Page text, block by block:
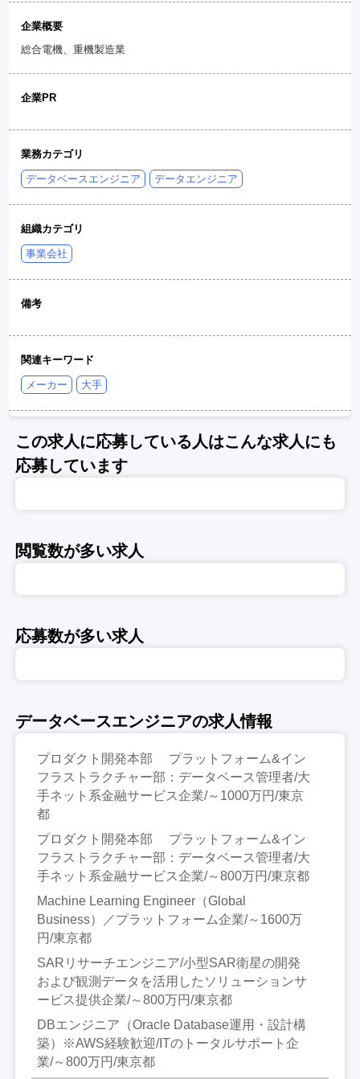
企業概要
総合電機、重機製造業
企業PR
業務カテゴリ
データベースエンジニア データエンジニア
組織カテゴリ
事業会社
備考
関連キーワード
メーカー 大手
この求人に応募している人はこんな求人にも
応募しています
閲覧数が多い求人
応募数が多い求人
データベースエンジニアの求人情報
プロダクト開発本部 プラットフォーム&イン
フラストラクチャー部：データベース管理者/大
手ネット系金融サービス企業/～1000万円/東京
都
プロダクト開発本部 プラットフォーム&イン
フラストラクチャー部：データベース管理者/大
手ネット系金融サービス企業/～800万円/東京都
Machine Learning Engineer（Global
Business）／プラットフォーム企業/～1600万
円/東京都
SARリサーチエンジニア/小型SAR衛星の開発
および観測データを活用したソリューションサ
ービス提供企業/～800万円/東京都
DBエンジニア（Oracle Database運用・設計構
築）※AWS経験歓迎/ITのトータルサポート企
業/～800万円/東京都